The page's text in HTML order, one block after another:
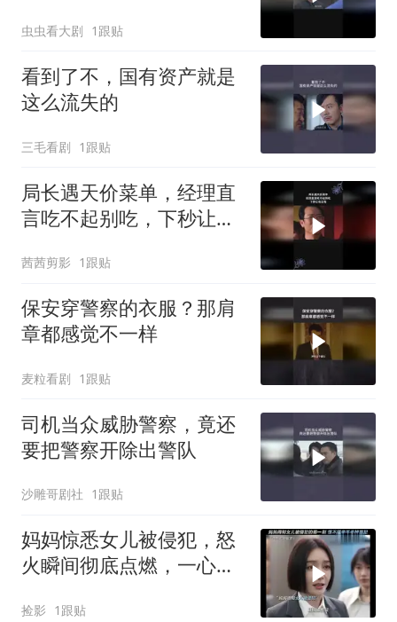
虫虫看大剧 1跟贴
看到了不，国有资产就是
这么流失的
三毛看剧 1跟贴
局长遇天价菜单，经理直
言吃不起别吃，下秒让他
茜茜剪影 1跟贴
保安穿警察的衣服？那肩
章都感觉不一样
麦粒看剧 1跟贴
司机当众威胁警察，竟还
要把警察开除出警队
沙雕哥剧社 1跟贴
妈妈惊悉女儿被侵犯，怒
火瞬间彻底点燃，一心要
捡影 1跟贴